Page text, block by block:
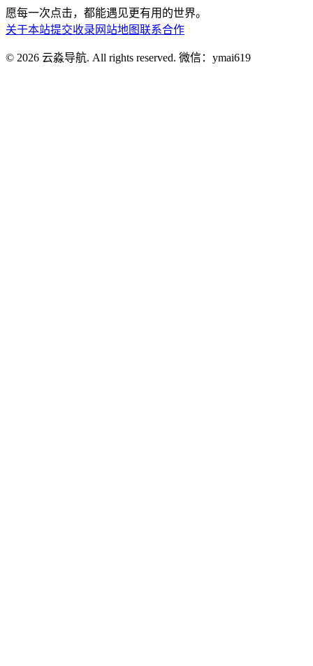
愿每一次点击，都能遇见更有用的世界。
关于本站提交收录 网站地图联系合作
© 2026 云淼导航. All rights reserved. 微信：ymai619